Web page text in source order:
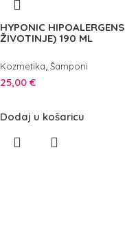
HYPONIC
ŽIVOTINJE) 190 ML
Kozmetika, Šamponi
25,00 €
Dodaj u košaricu